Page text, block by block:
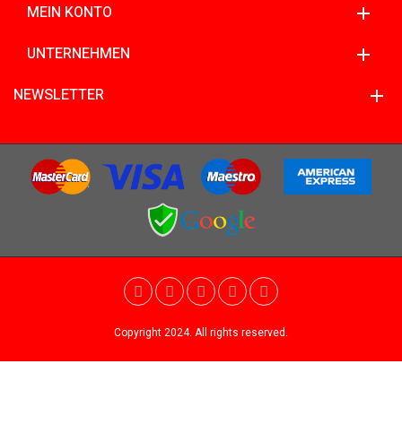
MEIN KONTO
UNTERNEHMEN
NEWSLETTER
Copyright 2024. All rights reserved.